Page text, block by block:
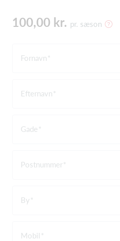
100,00 kr. pr. sæson
Fornavn
Efternavn
Gade
Postnummer
By
Mobil